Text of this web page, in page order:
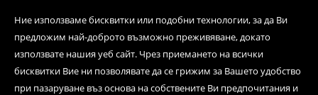
Ние използваме бисквитки или подобни технологии, за да Ви
предложим най-доброто възможно преживяване, докато
използвате нашия уеб сайт. Чрез приемането на всички
бисквитки Вие ни позволявате да се грижим за Вашето удобство
при пазаруване въз основа на собствените Ви предпочитания и